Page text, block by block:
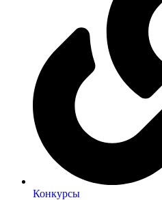
Конкурсы